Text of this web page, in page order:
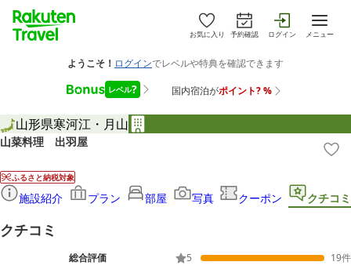
お気に入り 予約確認 ログイン メニュー
山形県寒河江・月山
山菜料理 出羽屋
ふるさと納税対象
施設紹介 プラン 部屋 写真 クーポン クチコミ
クチコミ
総合評価 5 19件